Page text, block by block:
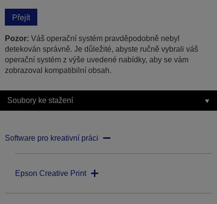
Přejít
Pozor: Váš operační systém pravděpodobně nebyl
detekován správně. Je důležité, abyste ručně vybrali váš
operační systém z výše uvedené nabídky, aby se vám
zobrazoval kompatibilní obsah.
Soubory ke stažení
Software pro kreativní práci
Epson Creative Print